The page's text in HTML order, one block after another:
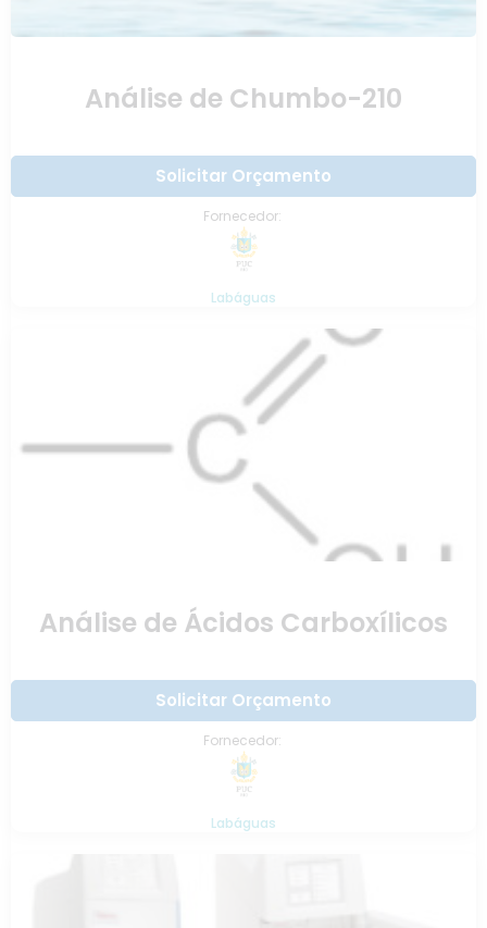
Análise de Chumbo-210
Solicitar Orçamento
Fornecedor:
Labáguas
Análise de Ácidos Carboxílicos
Solicitar Orçamento
Fornecedor:
Labáguas